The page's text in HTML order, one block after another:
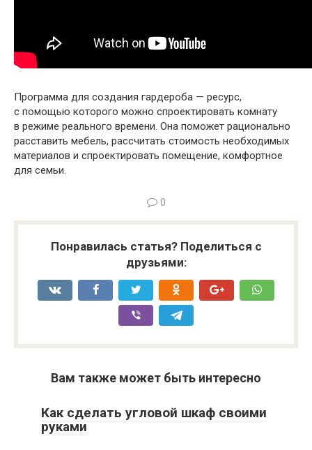
Программа для создания гардероба — ресурс,
с помощью которого можно спроектировать комнату
в режиме реального времени. Она поможет рационально
расставить мебель, рассчитать стоимость необходимых
материалов и спроектировать помещение, комфортное
для семьи.
0
Понравилась статья? Поделиться с
друзьями:
Вам также может быть интересно
Как сделать угловой шкаф своими
руками